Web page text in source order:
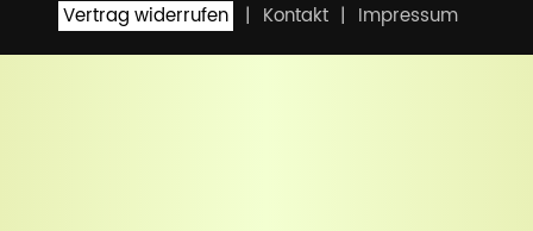
Vertrag widerrufen
Kontakt Impressum